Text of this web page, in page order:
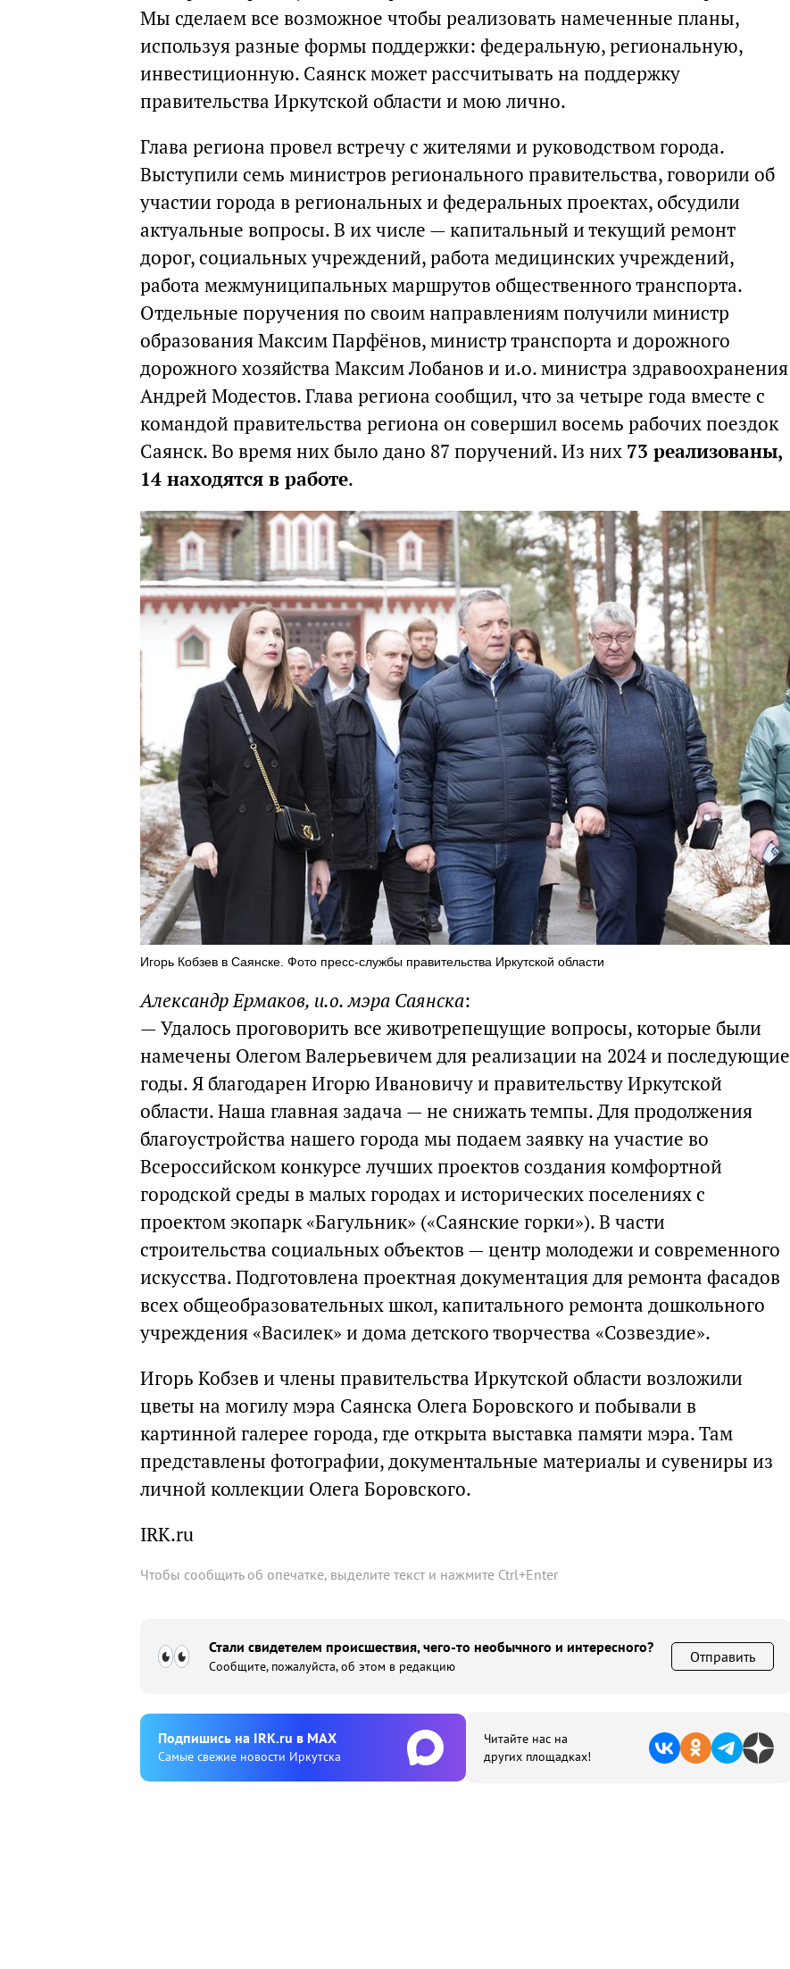
Мы сделаем все возможное чтобы реализовать намеченные планы,
используя разные формы поддержки: федеральную, региональную,
инвестиционную. Саянск может рассчитывать на поддержку
правительства Иркутской области и мою лично.
Глава региона провел встречу с жителями и руководством города.
Выступили семь министров регионального правительства, говорили об
участии города в региональных и федеральных проектах, обсудили
актуальные вопросы. В их числе — капитальный и текущий ремонт
дорог, социальных учреждений, работа медицинских учреждений,
работа межмуниципальных маршрутов общественного транспорта.
Отдельные поручения по своим направлениям получили министр
образования Максим Парфёнов, министр транспорта и дорожного
дорожного хозяйства Максим Лобанов и и.о. министра здравоохранения
Андрей Модестов. Глава региона сообщил, что за четыре года вместе с
командой правительства региона он совершил восемь рабочих поездок
Саянск. Во время них было дано 87 поручений. Из них 73 реализованы,
14 находятся в работе.
Игорь Кобзев в Саянске. Фото пресс-службы правительства Иркутской области
Александр Ермаков, и.о. мэра Саянска:
— Удалось проговорить все животрепещущие вопросы, которые были
намечены Олегом Валерьевичем для реализации на 2024 и последующие
годы. Я благодарен Игорю Ивановичу и правительству Иркутской
области. Наша главная задача — не снижать темпы. Для продолжения
благоустройства нашего города мы подаем заявку на участие во
Всероссийском конкурсе лучших проектов создания комфортной
городской среды в малых городах и исторических поселениях с
проектом экопарк «Багульник» («Саянские горки»). В части
строительства социальных объектов — центр молодежи и современного
искусства. Подготовлена проектная документация для ремонта фасадов
всех общеобразовательных школ, капитального ремонта дошкольного
учреждения «Василек» и дома детского творчества «Созвездие».
Игорь Кобзев и члены правительства Иркутской области возложили
цветы на могилу мэра Саянска Олега Боровского и побывали в
картинной галерее города, где открыта выставка памяти мэра. Там
представлены фотографии, документальные материалы и сувениры из
личной коллекции Олега Боровского.
IRK.ru
Чтобы сообщить об опечатке, выделите текст и нажмите Ctrl+Enter
Стали свидетелем происшествия, чего-то необычного и интересного?
Сообщите, пожалуйста, об этом в редакцию
Отправить
Подпишиcь на IRK.ru в MAX
Cамые свежие новости Иркутска
Читайте нас на
других площадках!